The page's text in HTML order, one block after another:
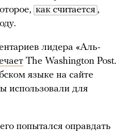
как считается ,
лидера «Аль-
The Washington Post.
языке на сайте
использовали для
попытался оправдать